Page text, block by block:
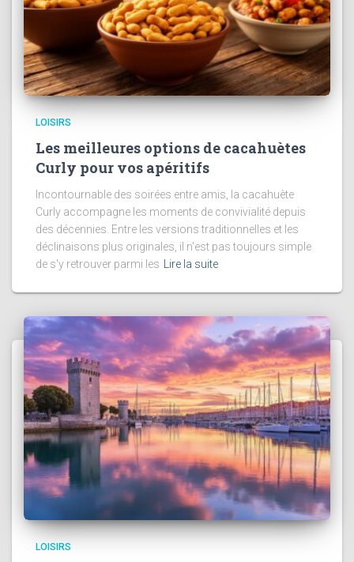
LOISIRS
Les meilleures options de cacahuètes
Curly pour vos apéritifs
Incontournable des soirées entre amis, la cacahuète
Curly accompagne les moments de convivialité depuis
des décennies. Entre les versions traditionnelles et les
déclinaisons plus originales, il n'est pas toujours simple
de s'y retrouver parmi les
Lire la suite
LOISIRS